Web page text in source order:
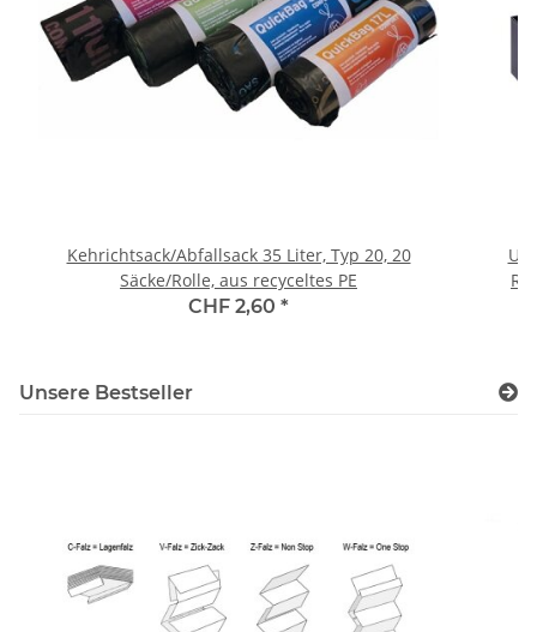
Kehrichtsack/Abfallsack 35 Liter, Typ 20, 20
Säcke/Rolle, aus recyceltes PE
CHF 2,60 *
Unsere Bestseller